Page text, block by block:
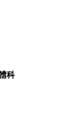
科